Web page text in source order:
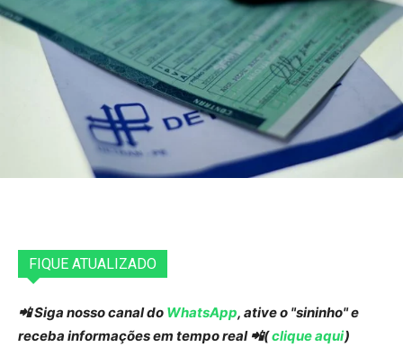
FIQUE ATUALIZADO
📲 Siga nosso canal do WhatsApp, ative o "sininho" e
receba informações em tempo real 📲(clique aqui)